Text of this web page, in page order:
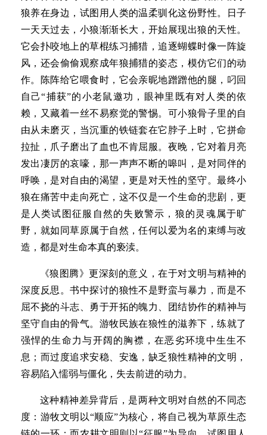
狼养在身边，试图用人类的温柔驯化这份野性。日子
一天天过去，小狼渐渐长大，开始展现出狼的天性。
它会扑咬地上的草棍练习捕猎，追逐蝴蝶时像一阵旋
风，还会偷偷观察成年狼捕猎的姿态，模仿它们的动
作。陈阵给它喂食时，它会亲昵地蹭蹭他的腿，叼回
自己“捕获”的小老鼠邀功，眼神里既有对人类的依
赖，又藏着一丝不易察觉的警惕。可小狼骨子里的自
由从未磨灭，当沉重的铁链套在它脖子上时，它拼命
拉扯，爪子磨出了血也不肯屈服。夜晚，它对着月亮
发出凄厉的哀嚎，那一声声不断的嗥叫，是对同伴的
呼唤，是对自由的渴望，更是对天性的坚守。最终小
狼在痛苦中走向死亡，这不仅是一个生命的悲剧，更
是人类试图征服自然的失败警示，狼的灵魂属于旷
野，就如同草原属于自然，任何以爱为名的束缚与改
造，都是对生命本真的亵渎。
《狼图腾》更深刻的意义，在于对文明与精神的
深度反思。书中探讨的狼性不是野蛮与暴力，而是不
屈不挠的斗志、勇于开拓的魄力、团结协作的精神与
坚守自由的骨气。游牧民族在狼性的滋养下，练就了
强悍的生命力与开阔的胸襟，在恶劣环境中生生不
息；而过度追求安稳、安逸，缺乏狼性精神的文明，
容易陷入懦弱与僵化，失去前进的动力。
这种精神差异背后，是两种文明对自然的不同态
度：游牧文明以“顺应”为核心，将自己视为草原生态